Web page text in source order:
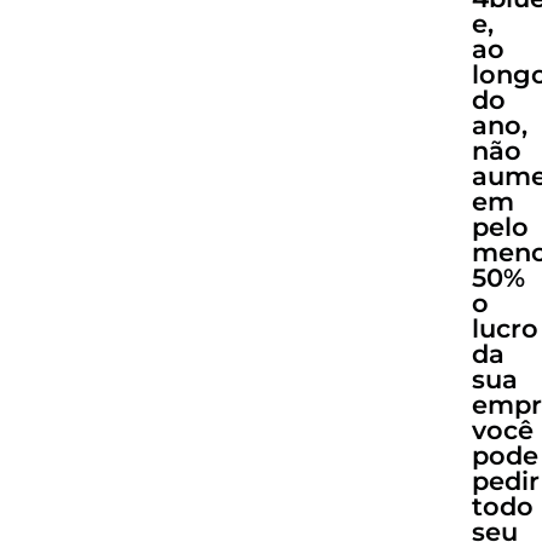
e,
ao
do
ano,
não
em
pelo
50%
o
lucro
da
sua
você
pode
pedir
todo
seu